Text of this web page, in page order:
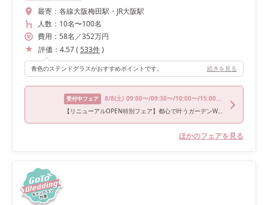
最寄： 各線大阪梅田駅・JR大阪駅
人数： 10名〜100名
費用： 58名 ／352万円
評価： 4.57( 533件)
青色のステンドグラスがおすすめポイントです。 続きを見る
受付中フェア 8/8(土) 09:00〜/09:30〜/10:00〜/15:00〜/16:00〜
【リニューアルOPEN特別フェア】都心で叶うガーデンWD×美食体験
ほかのフェアを見る